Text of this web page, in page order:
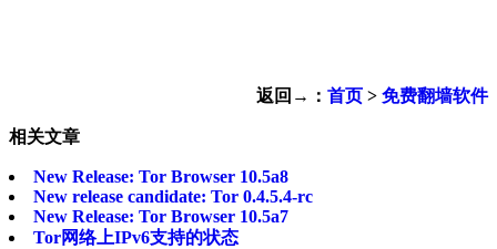
返回→： 首页 > 免费翻墙软件
相关文章
New Release: Tor Browser 10.5a8
New release candidate: Tor 0.4.5.4-rc
New Release: Tor Browser 10.5a7
Tor网络上IPv6支持的状态